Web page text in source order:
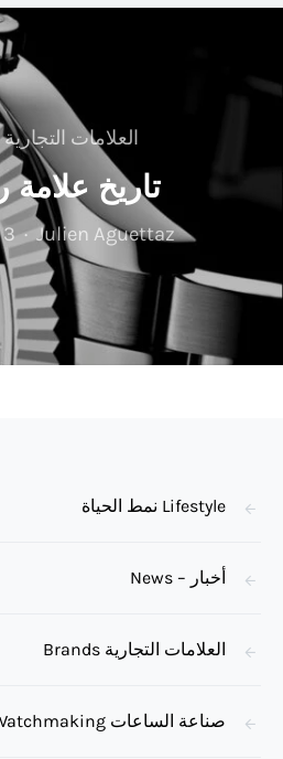
العلامات التجارية Brands
تاريخ
Julien Aguettaz 3 فبراير 2026
Lifestyle نمط الحياة
أخبار – News
العلامات التجارية Brands
صناعة الساعات Watchmaking